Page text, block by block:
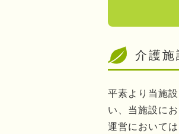
介護
平素より当施
い、当施設に
運営において